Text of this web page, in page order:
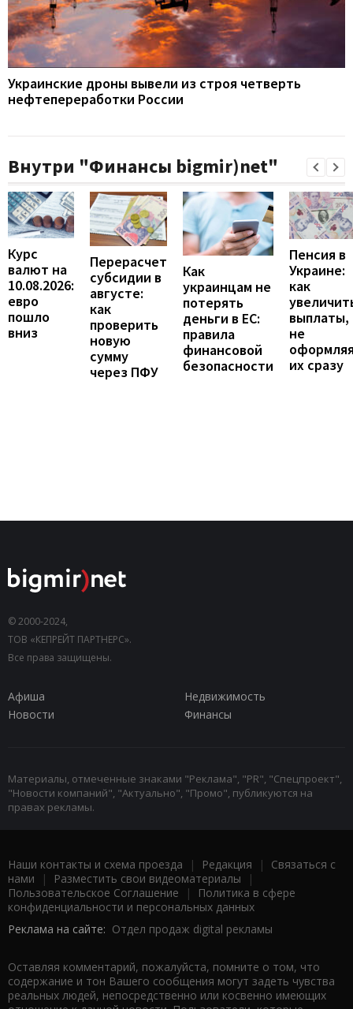
Украинские дроны вывели из строя четверть
нефтепереработки России
Внутри "Финансы bigmir)net"
Курс
валют на
10.08.2026:
евро
пошло
вниз
Перерасчет
субсидии в
августе:
как
проверить
новую
сумму
через ПФУ
Как
украинцам не
потерять
деньги в ЕС:
правила
финансовой
безопасности
Пенсия в
Украине:
как
выплаты,
не
их сразу
© 2000-2024,
ТОВ «КЕПРЕЙТ ПАРТНЕРС».
Все права защищены.
Афиша
Недвижимость
Новости
Финансы
Материалы, отмеченные знаками "Реклама", "PR", "Спецпроект",
"Новости компаний", "Актуально", "Промо", публикуются на
правах рекламы.
Наши контакты и схема проезда | Редакция | Связаться с
нами | Разместить свои видеоматериалы |
Пользовательское Соглашение |
Политика в сфере
конфиденциальности и персональных данных
Реклама на сайте: Отдел продаж digital рекламы
Оставляя комментарий, пожалуйста, помните о том, что
содержание и тон Вашего сообщения могут задеть чувства
реальных людей, непосредственно или косвенно имеющих